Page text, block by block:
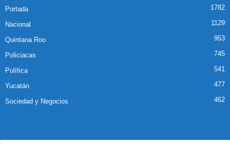
Portada 1782
Nacional 1129
Quintana Roo 953
Policiacas 745
Política 541
Yucatán 477
Sociedad y Negocios 462